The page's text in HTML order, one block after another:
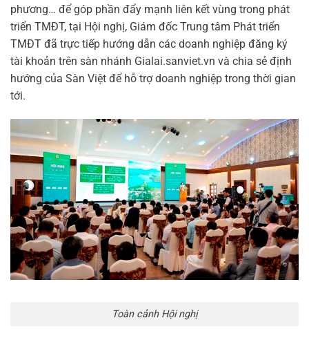
phương… để góp phần đẩy mạnh liên kết vùng trong phát
triển TMĐT, tại Hội nghị, Giám đốc Trung tâm Phát triển
TMĐT đã trực tiếp hướng dẫn các doanh nghiệp đăng ký
tài khoản trên sàn nhánh Gialai.sanviet.vn và chia sẻ định
hướng của Sàn Việt để hỗ trợ doanh nghiệp trong thời gian
tới.
Toàn cảnh Hội nghị